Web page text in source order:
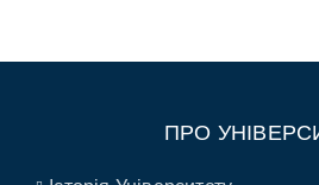
ПРО